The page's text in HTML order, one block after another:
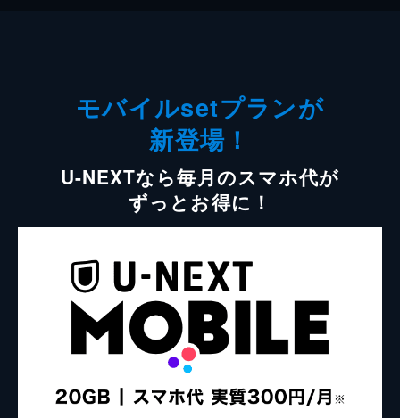
モバイルsetプランが
新登場！
U-NEXTなら毎月のスマホ代が
ずっとお得に！